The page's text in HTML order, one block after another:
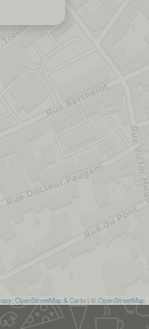
OpenStreetMap & Carto | ©OpenStreetMap